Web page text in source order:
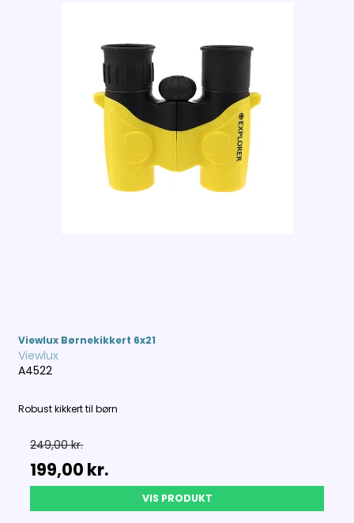
Viewlux Børnekikkert 6x21
Viewlux
A4522
Robust kikkert til børn
249,00 kr.
199,00 kr.
VIS PRODUKT